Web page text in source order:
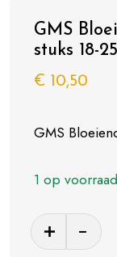
GMS
stuks 18-
€ 10,50
GMS
1 op voorraad
GMS